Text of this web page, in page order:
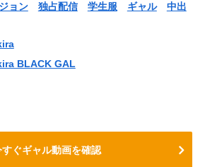
ョン 独占配信 学生服 ギャル
中出
BLACK GAL
すぐギャル動画を確認